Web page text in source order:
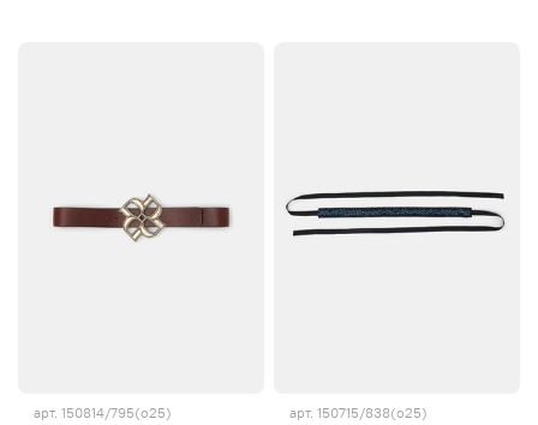
арт. 150814/795(о25) арт. 150715/838(о25)